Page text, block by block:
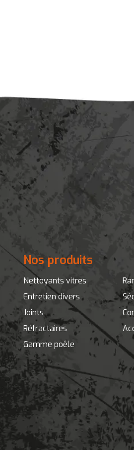
Nos produits
Nettoyants vitres
Entretien divers
Joints
Réfractaires
Gamme poêle